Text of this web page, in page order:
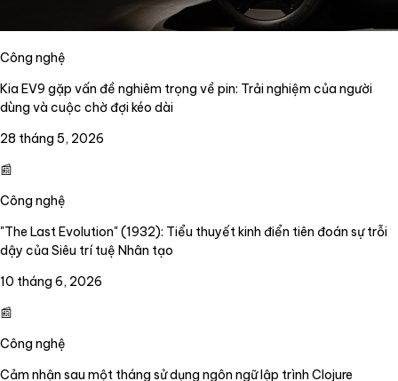
Công nghệ
Kia EV9 gặp vấn đề nghiêm trọng về pin: Trải nghiệm của người
dùng và cuộc chờ đợi kéo dài
28 tháng 5, 2026
📰
Công nghệ
"The Last Evolution" (1932): Tiểu thuyết kinh điển tiên đoán sự trỗi
dậy của Siêu trí tuệ Nhân tạo
10 tháng 6, 2026
📰
Công nghệ
Cảm nhận sau một tháng sử dụng ngôn ngữ lập trình Clojure